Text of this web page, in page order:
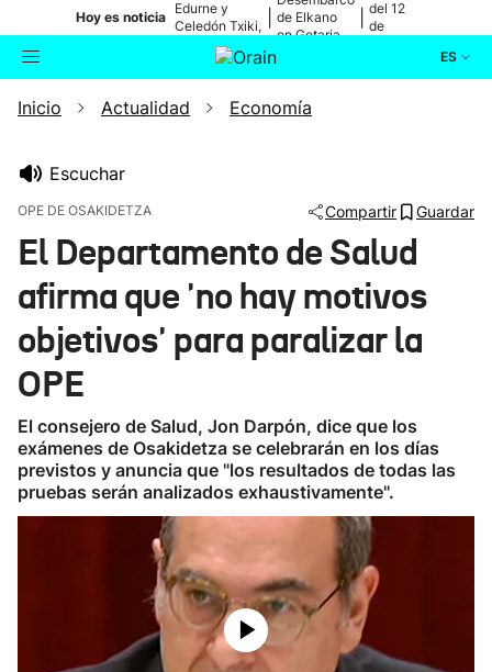
Hoy es noticia
Edurne y
Celedón Txiki,
en directo
de Elkano
en Getaria
del 12
de
ES
Buscador Actualidad
Ikusmiran
Eguraldia
Inicio Actualidad Economía
Escuchar
OPE DE OSAKIDETZA Compartir Guardar
El Departamento de Salud
afirma que 'no hay motivos
objetivos' para paralizar la
OPE
El consejero de Salud, Jon Darpón, dice que los
exámenes de Osakidetza se celebrarán en los días
previstos y anuncia que "los resultados de todas las
pruebas serán analizados exhaustivamente".